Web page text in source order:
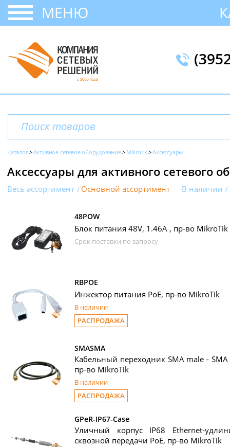
МЕНЮ
Каталог Активное сетевое оборудование Mikrotik Аксессуары
Аксессуары для активного сетевого
Весь ассортимент Основной ассортимент В наличии
48POW
Блок питания 48V, 1.46A , пр-во MikroTik
Срок поставки по запросу
RBPOE
Инжектор питания PoE, пр-во MikroTik
В наличии
РАСПРОДАЖА
SMASMA
Кабельный переходник SMA male -
пр-во MikroTik
В наличии
РАСПРОДАЖА
GPeR-IP67-Case
Уличный корпус IP68 Ethernet-
сквозной передачи PoE, пр-во MikroTik